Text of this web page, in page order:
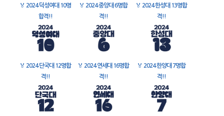
🏅 2024 덕성여대 10명
합격!!
🏅 2024 중앙대 6명합
격!!
🏅 2024 한성대 13명합
격!!
🏅 2024 단국대 12명합
격!!
🏅 2024 연세대 16명합
격!!
🏅 2024 한양대 7명합
격!!